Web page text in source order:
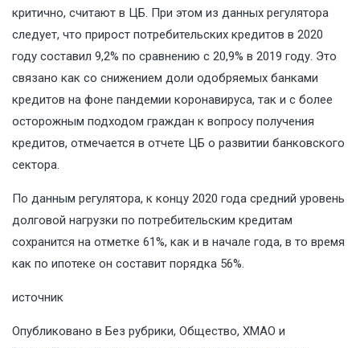
критично, считают в ЦБ. При этом из данных регулятора
следует, что прирост потребительских кредитов в 2020
году составил 9,2% по сравнению с 20,9% в 2019 году. Это
связано как со снижением доли одобряемых банками
кредитов на фоне пандемии коронавируса, так и с более
осторожным подходом граждан к вопросу получения
кредитов, отмечается в отчете ЦБ о развитии банковского
сектора.
По данным регулятора, к концу 2020 года средний уровень
долговой нагрузки по потребительским кредитам
сохранится на отметке 61%, как и в начале года, в то время
как по ипотеке он составит порядка 56%.
источник
Опубликовано в Без рубрики, Общество, ХМАО и